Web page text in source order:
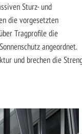
Sturz- und
die vorgesetzten
Tragprofile die
angeordnet.
und brechen die